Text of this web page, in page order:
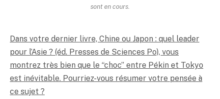
sont en cours.
Dans votre dernier livre, Chine ou Japon : quel leader
pour l’Asie ? (éd. Presses de Sciences Po), vous
montrez très bien que le “choc” entre Pékin et Tokyo
est inévitable. Pourriez-vous résumer votre pensée à
ce sujet ?